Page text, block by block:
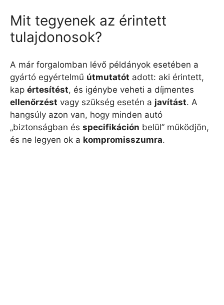
Mit tegyenek az érintett
tulajdonosok?
A már forgalomban lévő példányok esetében a
gyártó egyértelmű útmutatót adott: aki érintett,
kap értesítést, és igénybe veheti a díjmentes
ellenőrzést vagy szükség esetén a javítást. A
hangsúly azon van, hogy minden autó
„biztonságban és specifikáción belül” működjön,
és ne legyen ok a kompromisszumra.